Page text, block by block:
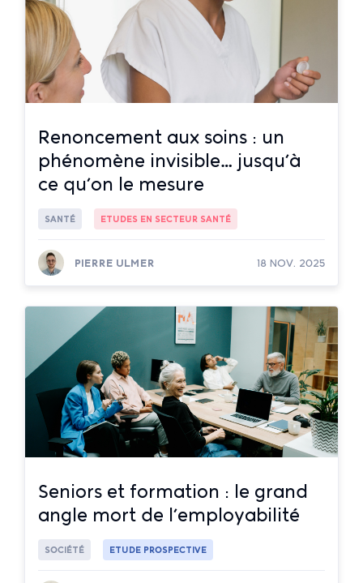
Renoncement aux soins : un
phénomène invisible… jusqu’à
ce qu’on le mesure
SANTÉ ETUDES EN SECTEUR SANTÉ
PIERRE ULMER 18 NOV. 2025
Lire la suite
Seniors et formation : le grand
angle mort de l’employabilité
SOCIÉTÉ ETUDE PROSPECTIVE